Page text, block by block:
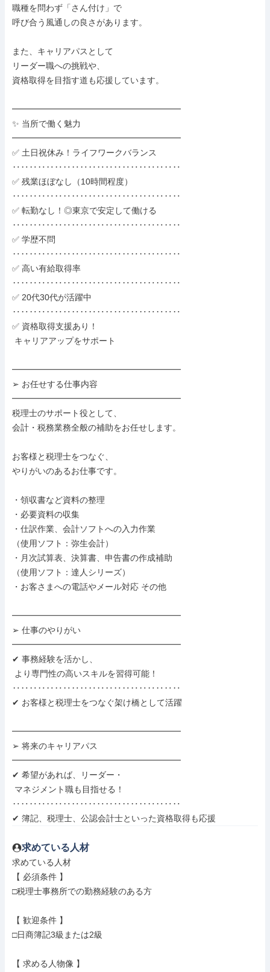
職種を問わず「さん付け」で
呼び合う風通しの良さがあります。
また、キャリアパスとして
リーダー職への挑戦や、
資格取得を目指す道も応援しています。
━━━━━━━━━━━━━━━━━━━━
✨ 当所で働く魅力
━━━━━━━━━━━━━━━━━━━━
✅ 土日祝休み！ライフワークバランス
‥‥‥‥‥‥‥‥‥‥‥‥‥‥‥‥‥‥‥‥
✅ 残業ほぼなし（10時間程度）
‥‥‥‥‥‥‥‥‥‥‥‥‥‥‥‥‥‥‥‥
✅ 転勤なし！◎東京で安定して働ける
‥‥‥‥‥‥‥‥‥‥‥‥‥‥‥‥‥‥‥‥
✅ 学歴不問
‥‥‥‥‥‥‥‥‥‥‥‥‥‥‥‥‥‥‥‥
✅ 高い有給取得率
‥‥‥‥‥‥‥‥‥‥‥‥‥‥‥‥‥‥‥‥
✅ 20代30代が活躍中
‥‥‥‥‥‥‥‥‥‥‥‥‥‥‥‥‥‥‥‥
✅ 資格取得支援あり！
━━━━━━━━━━━━━━━━━━━━
➢ お任せする仕事内容
━━━━━━━━━━━━━━━━━━━━
税理士のサポート役として、
会計・税務業務全般の補助をお任せします。
お客様と税理士をつなぐ、
やりがいのあるお仕事です。
・領収書など資料の整理
・必要資料の収集
・仕訳作業、会計ソフトへの入力作業
（使用ソフト：弥生会計）
・月次試算表、決算書、申告書の作成補助
（使用ソフト：達人シリーズ）
・お客さまへの電話やメール対応 その他
━━━━━━━━━━━━━━━━━━━━
➢ 仕事のやりがい
━━━━━━━━━━━━━━━━━━━━
✔ 事務経験を活かし、
‥‥‥‥‥‥‥‥‥‥‥‥‥‥‥‥‥‥‥‥
✔ お客様と税理士をつなぐ架け橋として活躍
━━━━━━━━━━━━━━━━━━━━
➢ 将来のキャリアパス
━━━━━━━━━━━━━━━━━━━━
✔ 希望があれば、リーダー・
‥‥‥‥‥‥‥‥‥‥‥‥‥‥‥‥‥‥‥‥
✔ 簿記、税理士、公認会計士といった資格取得も応援
求めている人材
求めている人材
【 必須条件 】
□税理士事務所での勤務経験のある方
【 歓迎条件 】
□日商簿記3級または2級
【 求める人物像 】